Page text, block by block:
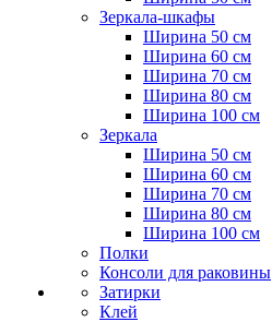
Зеркала-шкафы
Ширина 50 см
Ширина 60 см
Ширина 70 см
Ширина 80 см
Ширина 100 см
Зеркала
Ширина 50 см
Ширина 60 см
Ширина 70 см
Ширина 80 см
Ширина 100 см
Полки
Консоли для раковины
Затирки
Клей